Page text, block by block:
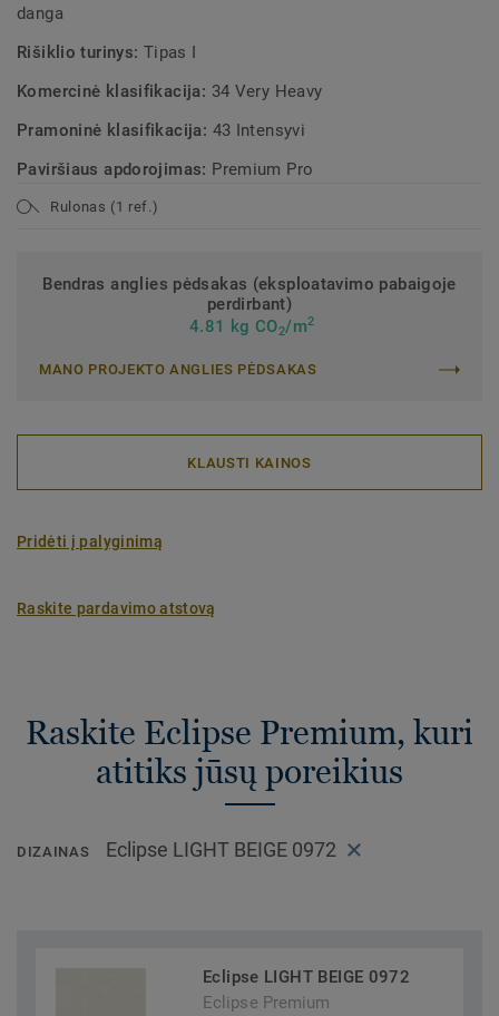
danga
Rišiklio turinys: Tipas I
Komercinė klasifikacija: 34 Very Heavy
Pramoninė klasifikacija: 43 Intensyvi
Paviršiaus apdorojimas: Premium Pro
Rulonas (1 ref.)
Bendras anglies pėdsakas (eksploatavimo pabaigoje
perdirbant)
4.81 kg CO2/m2
MANO PROJEKTO ANGLIES PĖDSAKAS
KLAUSTI KAINOS
Pridėti į palyginimą
Raskite pardavimo atstovą
Raskite Eclipse Premium, kuri
atitiks jūsų poreikius
DIZAINAS Eclipse LIGHT BEIGE 0972
Eclipse LIGHT BEIGE 0972
Eclipse Premium